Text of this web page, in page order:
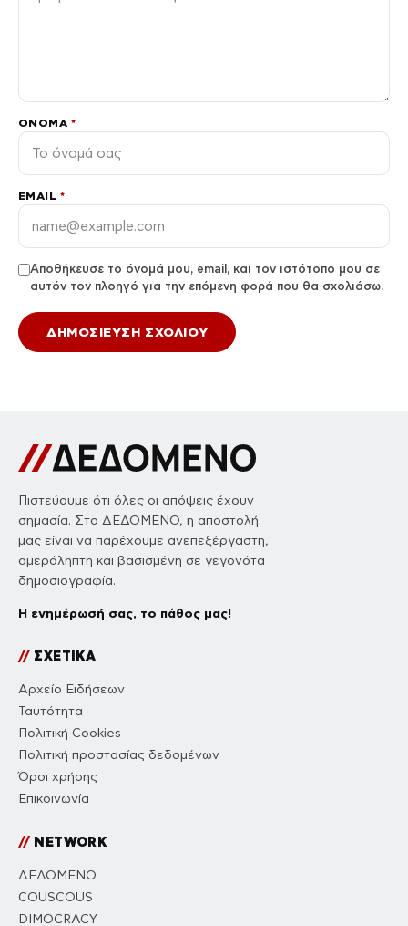
ΌΝΟΜΑ *
EMAIL *
Αποθήκευσε το όνομά μου, email, και τον ιστότοπο μου σε
αυτόν τον πλοηγό για την επόμενη φορά που θα σχολιάσω.
Πιστεύουμε ότι όλες οι απόψεις έχουν
σημασία. Στο ΔΕΔΟΜΕΝΟ, η αποστολή
μας είναι να παρέχουμε ανεπεξέργαστη,
αμερόληπτη και βασισμένη σε γεγονότα
δημοσιογραφία.
Η ενημέρωσή σας, το πάθος μας!
//ΣΧΕΤΙΚΑ
Αρχείο Ειδήσεων
Ταυτότητα
Πολιτική Cookies
Πολιτική προστασίας δεδομένων
Όροι χρήσης
Επικοινωνία
//NETWORK
ΔΕΔΟΜΕΝΟ
COUSCOUS
DIMOCRACY